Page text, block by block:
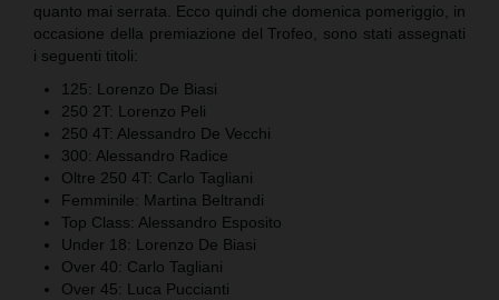
quanto mai serrata. Ecco quindi che domenica pomeriggio, in
occasione della premiazione del Trofeo, sono stati assegnati
i seguenti titoli:
125: Lorenzo De Biasi
250 2T: Lorenzo Peli
250 4T: Alessandro De Vecchi
300: Alessandro Radice
Oltre 250 4T: Carlo Tagliani
Femminile: Martina Beltrandi
Top Class: Alessandro Esposito
Under 18: Lorenzo De Biasi
Over 40: Carlo Tagliani
Over 45: Luca Puccianti